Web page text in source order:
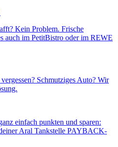
Kein Problem. Frische
auch im PetitBistro oder im REWE
Schmutziges Auto? Wir
einfach punkten und sparen:
Aral Tankstelle PAYBACK-